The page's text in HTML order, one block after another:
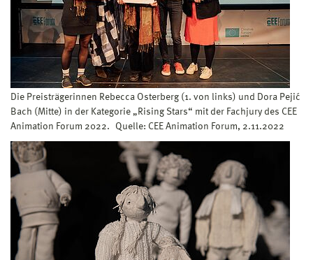
Die Preisträgerinnen Rebecca Osterberg (1. von links) und Dora Pejić
Bach (Mitte) in der Kategorie „Rising Stars“ mit der Fachjury des CEE
Animation Forum 2022. Quelle: CEE Animation Forum, 2.11.2022